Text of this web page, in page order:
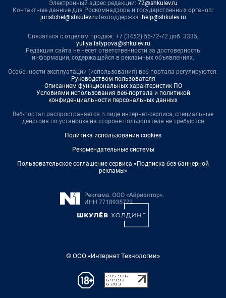
Электронный адрес редакции: 72@shkulev.ru
Контактные данные для Роскомнадзора и государственных органов:
juristchel@shkulev.ruТехподдержка: help@shkulev.ru
Связаться с отделом продаж: +7 (3452) 56-72-72 доб. 3335,
yuliya.latypova@shkulev.ru
Редакция сайта не несет ответственности за достоверность
информации, содержащейся в рекламных объявлениях.
Особенности эксплуатации (использования) веб-портала регулируются:
Руководством пользователя
Описанием функциональных характеристик ПО
Условиями использования веб-портала и политикой
конфиденциальности персональных данных
Веб-портал распространяется в виде интернет-сервиса, специальные
действия по установке на стороне пользователя не требуются
Политика использования cookies
Рекомендательные системы
Пользовательское соглашение сервиса «Подписка без баннерной
рекламы»
© ООО «Интернет Технологии»